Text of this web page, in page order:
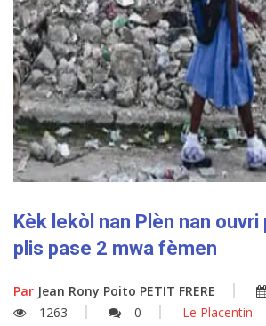
Kèk lekòl nan Plèn nan ouvri
plis pase 2 mwa fèmen
Par Jean Rony Poito PETIT FRERE
1263
0 Le Placentin